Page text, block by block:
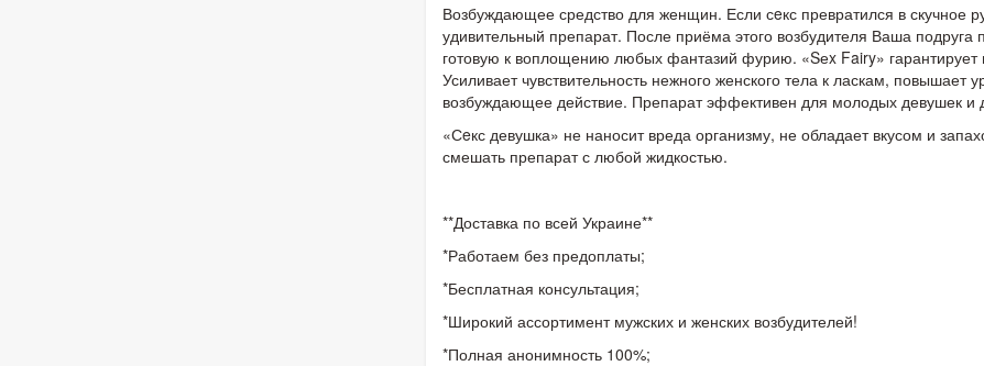
Возбуждающее средство для женщин. Если сeкс превратился в скучное
удивительный препарат. После приёма этого возбудителя Ваша
готовую к воплощению любых фантазий фурию. «Sеx Fairy»
Усиливает чувствительность нежного женского тела к ласкам, повышает
возбуждающее действие. Препарат эффективен для молодых девушек и
«Сeкс девушка» не наносит вреда организму, не обладает вкусом и
смешать препарат с любой жидкостью.
**Доставка по всей Украине**
*Работаем без предоплаты;
*Бесплатная консультация;
*Широкий ассортимент мужских и женских возбудителей!
*Полная анонимность 100%;